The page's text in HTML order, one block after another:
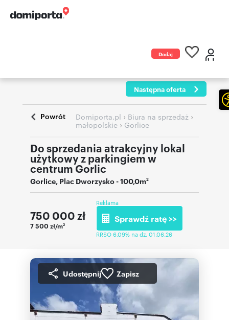
Dodaj
Następna oferta
Powrót Domiporta.pl › Biura na sprzedaż ›
małopolskie › Gorlice
Do sprzedania atrakcyjny lokal
użytkowy z parkingiem w
centrum Gorlic
Gorlice, Plac Dworzysko- 100,0m2
750 000 zł
7 500 zł/m2
Reklama
Sprawdź ratę >>
RRSO 6,09% na dz. 01.06.26
Udostępnij Zapisz